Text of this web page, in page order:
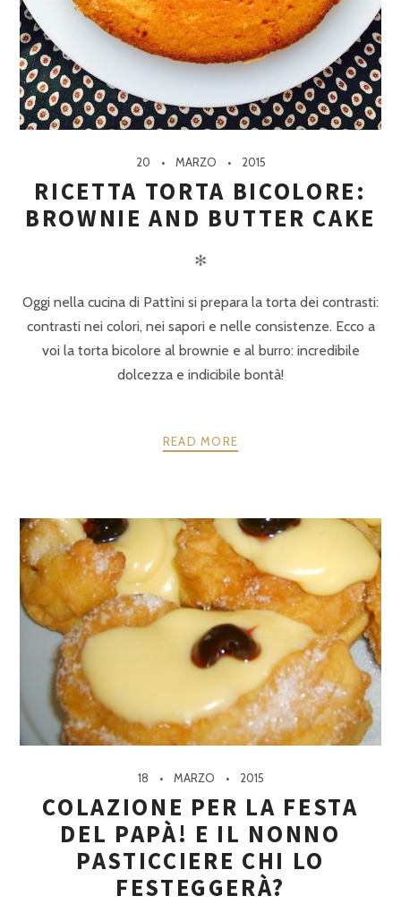
20 MARZO 2015
RICETTA TORTA BICOLORE:
BROWNIE AND BUTTER CAKE
✻
Oggi nella cucina di Pattìni si prepara la torta dei contrasti:
contrasti nei colori, nei sapori e nelle consistenze. Ecco a
voi la torta bicolore al brownie e al burro: incredibile
dolcezza e indicibile bontà!
READ MORE
18 MARZO 2015
COLAZIONE PER LA FESTA
DEL PAPÀ! E IL NONNO
PASTICCIERE CHI LO
FESTEGGERÀ?